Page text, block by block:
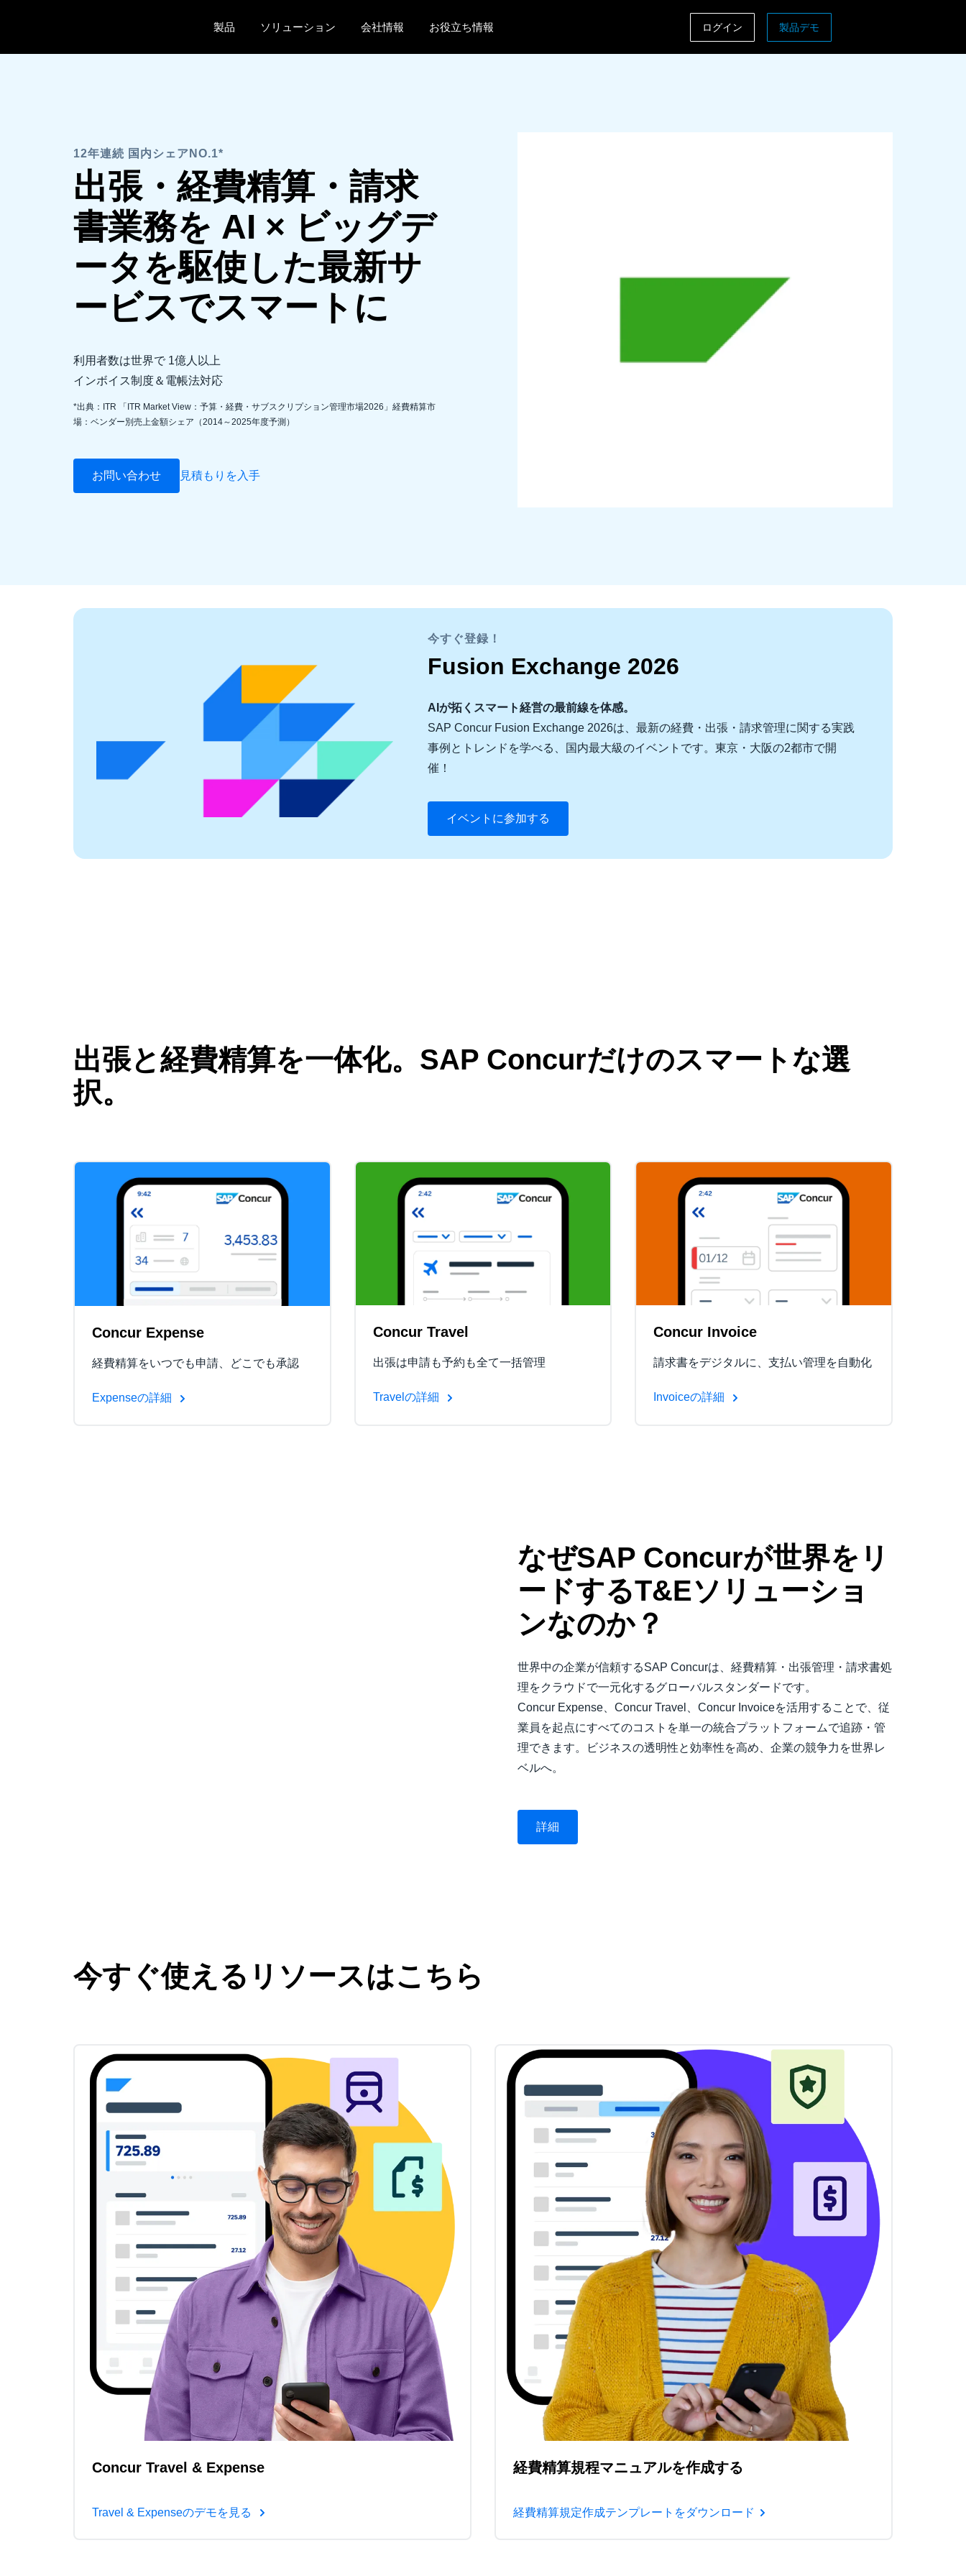
製品
ソリューション 会社情報 お役立ち情報
México (Español)
Brasil (Português)
Denmark (English)
ログイン 製品デモ
12年連続 国内シェアNO.1*
出張・経費精算・請求
書業務を AI × ビッグデ
ータを駆使した最新サ
ービスでスマートに
利用者数は世界で 1億人以上
インボイス制度＆電帳法対応
*出典：ITR 「ITR Market View：予算・経費・サブスクリプション管理市場2026」経費精算市
場：ベンダー別売上金額シェア（2014～2025年度予測）
お問い合わせ 見積もりを入手
今すぐ登録！
Fusion Exchange 2026
AIが拓くスマート経営の最前線を体感。
SAP Concur Fusion Exchange 2026は、最新の経費・出張・請求管理に関する実践
事例とトレンドを学べる、国内最大級のイベントです。東京・大阪の2都市で開
催！
イベントに参加する
出張と経費精算を一体化。SAP Concurだけのスマートな選
択。
Concur Expense
経費精算をいつでも申請、どこでも承認
Expenseの詳細
Concur Travel
出張は申請も予約も全て一括管理
Travelの詳細
Concur Invoice
請求書をデジタルに、支払い管理を自動化
Invoiceの詳細
なぜSAP Concurが世界をリ
ードするT&Eソリューショ
ンなのか？
世界中の企業が信頼するSAP Concurは、経費精算・出張管理・請求書処
理をクラウドで一元化するグローバルスタンダードです。
Concur Expense、Concur Travel、Concur Invoiceを活用することで、従
業員を起点にすべてのコストを単一の統合プラットフォームで追跡・管
理できます。ビジネスの透明性と効率性を高め、企業の競争力を世界レ
ベルへ。
詳細
今すぐ使えるリソースはこちら
Concur Travel & Expense
Travel & Expenseのデモを見る
経費精算規程マニュアルを作成する
経費精算規定作成テンプレートをダウンロード